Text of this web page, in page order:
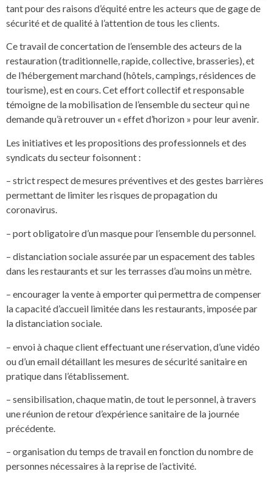
tant pour des raisons d’équité entre les acteurs que de gage de
sécurité et de qualité à l’attention de tous les clients.
Ce travail de concertation de l’ensemble des acteurs de la
restauration (traditionnelle, rapide, collective, brasseries), et
de l’hébergement marchand (hôtels, campings, résidences de
tourisme), est en cours. Cet effort collectif et responsable
témoigne de la mobilisation de l’ensemble du secteur qui ne
demande qu’à retrouver un « effet d’horizon » pour leur avenir.
Les initiatives et les propositions des professionnels et des
syndicats du secteur foisonnent :
– strict respect de mesures préventives et des gestes barrières
permettant de limiter les risques de propagation du
coronavirus.
– port obligatoire d’un masque pour l’ensemble du personnel.
– distanciation sociale assurée par un espacement des tables
dans les restaurants et sur les terrasses d’au moins un mètre.
– encourager la vente à emporter qui permettra de compenser
la capacité d’accueil limitée dans les restaurants, imposée par
la distanciation sociale.
– envoi à chaque client effectuant une réservation, d’une vidéo
ou d’un email détaillant les mesures de sécurité sanitaire en
pratique dans l’établissement.
– sensibilisation, chaque matin, de tout le personnel, à travers
une réunion de retour d’expérience sanitaire de la journée
précédente.
– organisation du temps de travail en fonction du nombre de
personnes nécessaires à la reprise de l’activité.